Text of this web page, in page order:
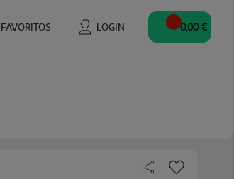
FAVORITOS LOGIN 0,00 €